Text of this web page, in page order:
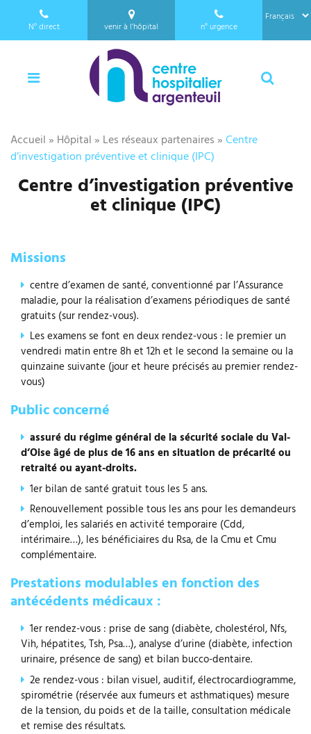
l
N°direct
01 34 23 24 25
venir à l’hôpital n°urgence
Menu
Accueil » Hôpital » Les réseaux partenaires » Centre
d’investigation préventive et clinique (IPC)
Centre d’investigation préventive
et clinique (IPC)
Missions
centre d’examen de santé, conventionné par l’Assurance
maladie, pour la réalisation d’examens périodiques de santé
gratuits (sur rendez-vous).
Les examens se font en deux rendez-vous : le premier un
vendredi matin entre 8h et 12h et le second la semaine ou la
quinzaine suivante (jour et heure précisés au premier rendez-
vous)
Public concerné
assuré du régime général de la sécurité sociale du Val-
d’Oise âgé de plus de 16 ans en situation de précarité ou
retraité ou ayant-droits.
1er bilan de santé gratuit tous les 5 ans.
Renouvellement possible tous les ans pour les demandeurs
d’emploi, les salariés en activité temporaire (Cdd,
intérimaire…), les bénéficiaires du Rsa, de la Cmu et Cmu
complémentaire.
Prestations modulables en fonction des
antécédents médicaux :
1er rendez-vous : prise de sang (diabète, cholestérol, Nfs,
Vih, hépatites, Tsh, Psa…), analyse d’urine (diabète, infection
urinaire, présence de sang) et bilan bucco-dentaire.
2e rendez-vous : bilan visuel, auditif, électrocardiogramme,
spirométrie (réservée aux fumeurs et asthmatiques) mesure
de la tension, du poids et de la taille, consultation médicale
et remise des résultats.
Panneau de gestion des cookies